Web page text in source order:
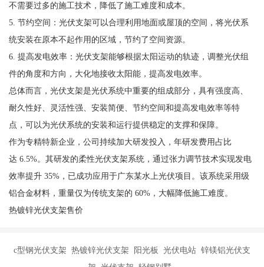
不需要过多的施工技术，降低了施工难度和成本。
5. 节约空间：光伏支架可以合理利用地面或屋顶的空间，将光伏系
统安装在原本不起作用的区域，节约了空间资源。
6. 提高发电效率：光伏支架能够根据太阳运动的轨迹，调整光伏组
件的角度和方向，大化地接收太阳能，提高发电效率。
总体而言，光伏支架是光伏系统中重要的组成部分，具有强度高、
耐久性好、灵活性强、安装简便、节约空间和提高发电效率等特
点，可以为光伏系统的安装和运行提供稳定的支撑和保障。
作为专精特新企业，公司持续加大研发投入，年研发费用占比
达 6.5%。其研发的柔性光伏支架系统，通过张力调节技术实现发电
效率提升 35%，已成功应用于广东某水上光伏项目。该系统采用级
铝合金材料，重量仅为传统支架的 60%，大幅降低施工难度。
热镀锌光伏支架售价
c型钢光伏支架 热镀锌光伏支架 阳光板 光伏电站 锌镁铝光伏支